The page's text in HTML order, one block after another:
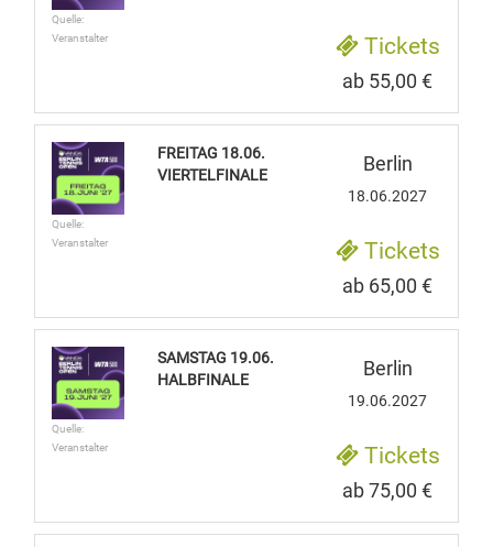
Quelle:
Veranstalter
Tickets
ab 55,00 €
Quelle:
Veranstalter
FREITAG 18.06.
VIERTELFINALE
Berlin
18.06.2027
Tickets
ab 65,00 €
Quelle:
Veranstalter
SAMSTAG 19.06.
HALBFINALE
Berlin
19.06.2027
Tickets
ab 75,00 €